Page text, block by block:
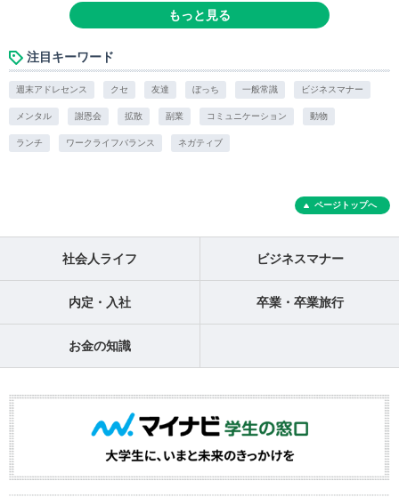
もっと見る
注目キーワード
週末アドレセンス クセ 友達 ぼっち 一般常識 ビジネスマナー
メンタル 謝恩会 拡散 副業 コミュニケーション 動物
ランチ ワークライフバランス ネガティブ
ページトップへ
社会人ライフ ビジネスマナー
内定・入社 卒業・卒業旅行
お金の知識